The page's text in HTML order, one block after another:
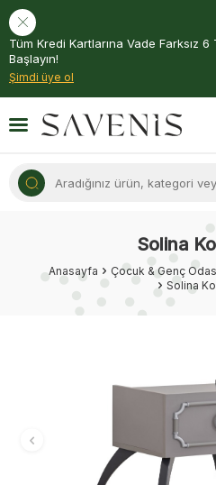
Tüm Kredi Kartlarına Vade Farksız 6
Başlayın!
Şimdi üye ol
Solina
Anasayfa Çocuk & Genç
Solina